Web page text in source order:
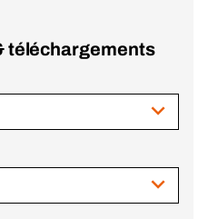
téléchargements